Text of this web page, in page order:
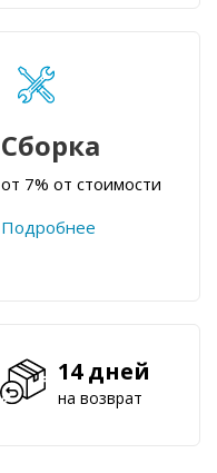
Сборка
от 7% от стоимости
Подробнее
14 дней
на возврат